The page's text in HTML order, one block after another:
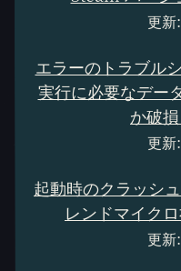
更
エラーのトラブル
実行に必要なデー
か破
更
起動時のクラッシ
レンドマイク
更